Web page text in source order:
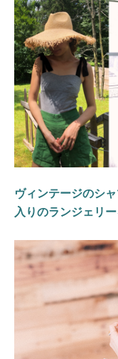
ヴィンテージのシ
入りのランジェリ